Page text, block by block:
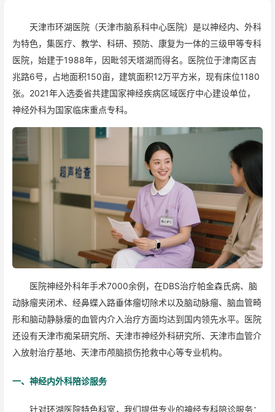
天津市环湖医院（天津市脑系科中心医院）是以神经内、外科
为特色，集医疗、教学、科研、预防、康复为一体的三级甲等专科
医院，始建于1988年，因毗邻天塔湖而得名。医院位于津南区吉
兆路6号，占地面积150亩，建筑面积12万平方米，现有床位1180
张。2021年入选委省共建国家神经疾病区域医疗中心建设单位，
神经外科为国家临床重点专科。
医院神经外科年手术7000余例，在DBS治疗帕金森氏病、脑
动脉瘤夹闭术、经鼻蝶入路垂体瘤切除术以及脑动脉瘤、脑血管畸
形和脑动静脉瘘的血管内介入治疗方面均达到国内领先水平。医院
还设有天津市痴呆研究所、天津市神经外科研究所、天津市血管介
入放射治疗基地、天津市颅脑损伤抢救中心等专业机构。
一、神经内外科陪诊服务
针对环湖医院特色科室，我们提供专业的神经专科陪诊服务：